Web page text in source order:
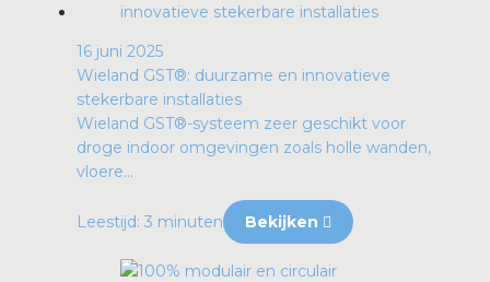
16 juni 2025
Wieland GST®: duurzame en innovatieve
stekerbare installaties
Wieland GST®-systeem zeer geschikt voor
droge indoor omgevingen zoals holle wanden,
vloere...
Leestijd: 3 minuten Bekijken